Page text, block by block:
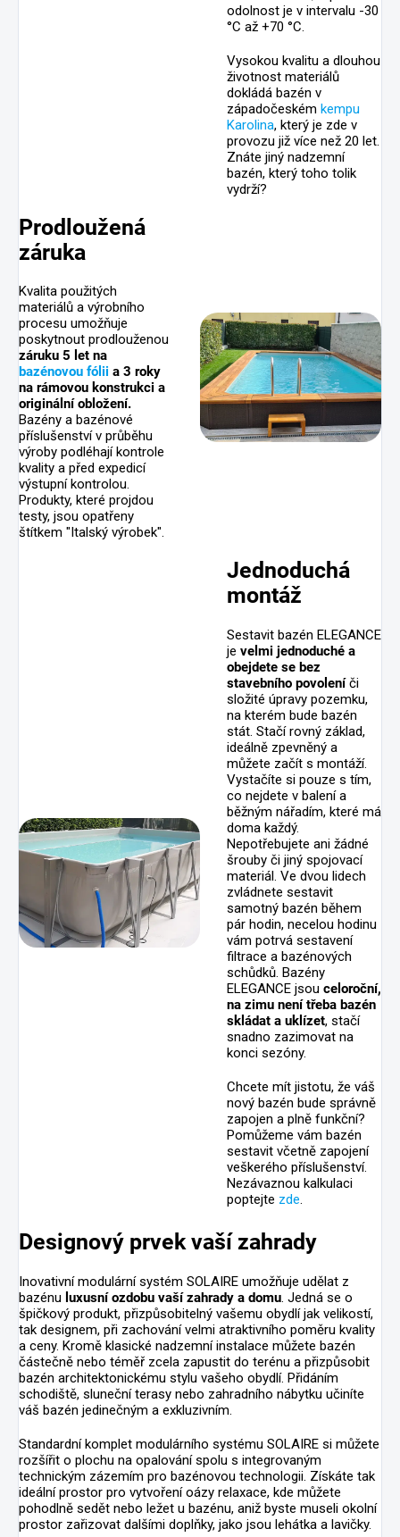
odolnost je v intervalu -30
°C až +70 °C.
Vysokou kvalitu a dlouhou
životnost materiálů
dokládá bazén v
západočeském kempu
Karolina, který je zde v
provozu již více než 20 let.
Znáte jiný nadzemní
bazén, který toho tolik
vydrží?
Prodloužená
záruka
Kvalita použitých
materiálů a výrobního
procesu umožňuje
poskytnout prodlouženou
záruku 5 let na
bazénovou fólii a 3 roky
na rámovou konstrukci a
originální obložení.
Bazény a bazénové
příslušenství v průběhu
výroby podléhají kontrole
kvality a před expedicí
výstupní kontrolou.
Produkty, které projdou
testy, jsou opatřeny
štítkem "Italský výrobek".
Jednoduchá
montáž
Sestavit bazén ELEGANCE
je velmi jednoduché a
obejdete se bez
stavebního povoleníči
složité úpravy pozemku,
na kterém bude bazén
stát. Stačí rovný základ,
ideálně zpevněný a
můžete začít s montáží.
Vystačíte si pouze s tím,
co nejdete v balení a
běžným nářadím, které má
doma každý.
Nepotřebujete ani žádné
šrouby či jiný spojovací
materiál. Ve dvou lidech
zvládnete sestavit
samotný bazén během
pár hodin, necelou hodinu
vám potrvá sestavení
filtrace a bazénových
schůdků. Bazény
ELEGANCE jsou celoroční,
na zimu není třeba bazén
skládat a uklízet, stačí
snadno zazimovat na
konci sezóny.
Chcete mít jistotu, že váš
nový bazén bude správně
zapojen a plně funkční?
Pomůžeme vám bazén
sestavit včetně zapojení
veškerého příslušenství.
Nezávaznou kalkulaci
poptejte zde.
Designový prvek vaší zahrady
Inovativní modulární systém SOLAIRE umožňuje udělat z
bazénu luxusní ozdobu vaší zahrady a domu. Jedná se o
špičkový produkt, přizpůsobitelný vašemu obydlí jak velikostí,
tak designem, při zachování velmi atraktivního poměru kvality
a ceny. Kromě klasické nadzemní instalace můžete bazén
částečně nebo téměř zcela zapustit do terénu a přizpůsobit
bazén architektonickému stylu vašeho obydlí. Přidáním
schodiště, sluneční terasy nebo zahradního nábytku učiníte
váš bazén jedinečným a exkluzivním.
Standardní komplet modulárního systému SOLAIRE si můžete
rozšířit o plochu na opalování spolu s integrovaným
technickým zázemím pro bazénovou technologii. Získáte tak
ideální prostor pro vytvoření oázy relaxace, kde můžete
pohodlně sedět nebo ležet u bazénu, aniž byste museli okolní
prostor zařizovat dalšími doplňky, jako jsou lehátka a lavičky.